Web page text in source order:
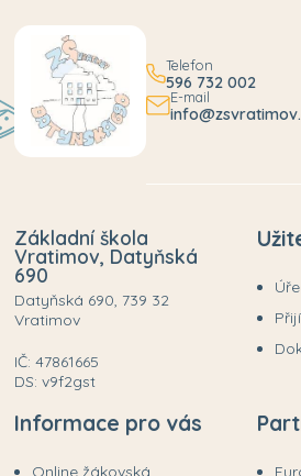
Telefon
596 732 002
E-mail
Základní škola
Vratimov, Datyňská
690
Datyňská 690, 739 32
Vratimov
IČ: 47861665
DS: v9f2gst
Informace pro vás
Online žákovská